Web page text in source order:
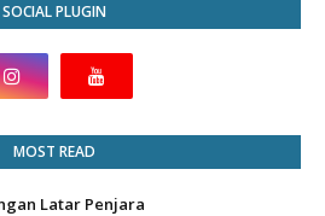
SOCIAL PLUGIN
MOST READ
Latar Penjara